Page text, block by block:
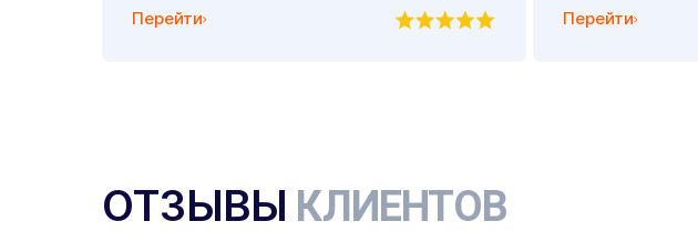
Перейти Перейти
ОТЗЫВЫ КЛИЕНТОВ